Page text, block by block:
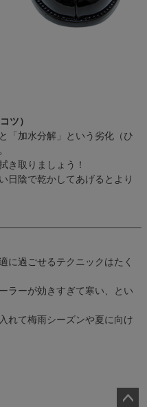
ツ）
「加水分解」という劣化（ひ
き取りましょう！
日陰で乾かしてあげるとより
に過ごせるテクニックはたく
ラーが効きすぎて寒い、とい
れて梅雨シーズンや夏に向け